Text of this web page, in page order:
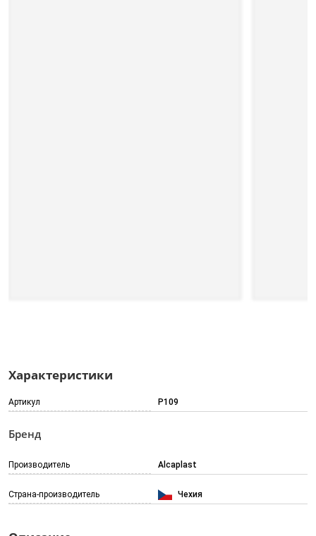
Характеристики
Артикул P109
Бренд
Производитель Alcaplast
Страна-производитель Чехия